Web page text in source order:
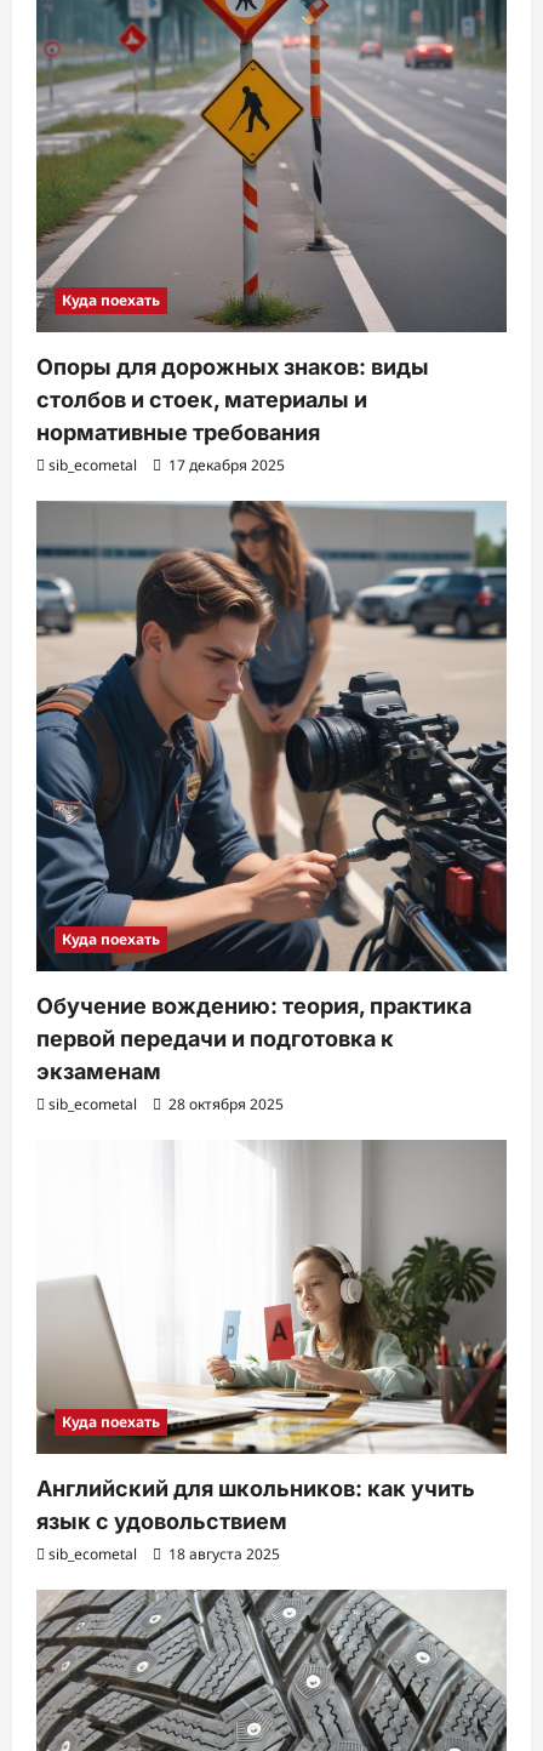
Куда поехать
Опоры для дорожных знаков: виды
столбов и стоек, материалы и
нормативные требования
sib_ecometal 17 декабря 2025
Куда поехать
Обучение вождению: теория, практика
первой передачи и подготовка к
экзаменам
sib_ecometal 28 октября 2025
Куда поехать
Английский для школьников: как учить
язык с удовольствием
sib_ecometal 18 августа 2025